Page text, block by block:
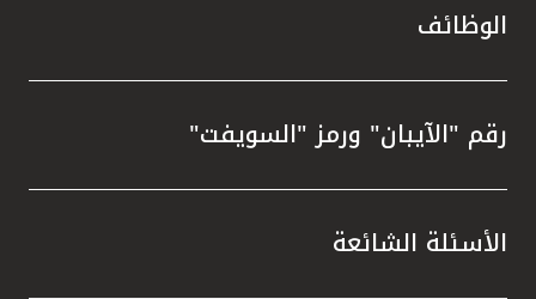
الوظائف
رقم "الآيبان" ورمز "السويفت"
الأسئلة الشائعة